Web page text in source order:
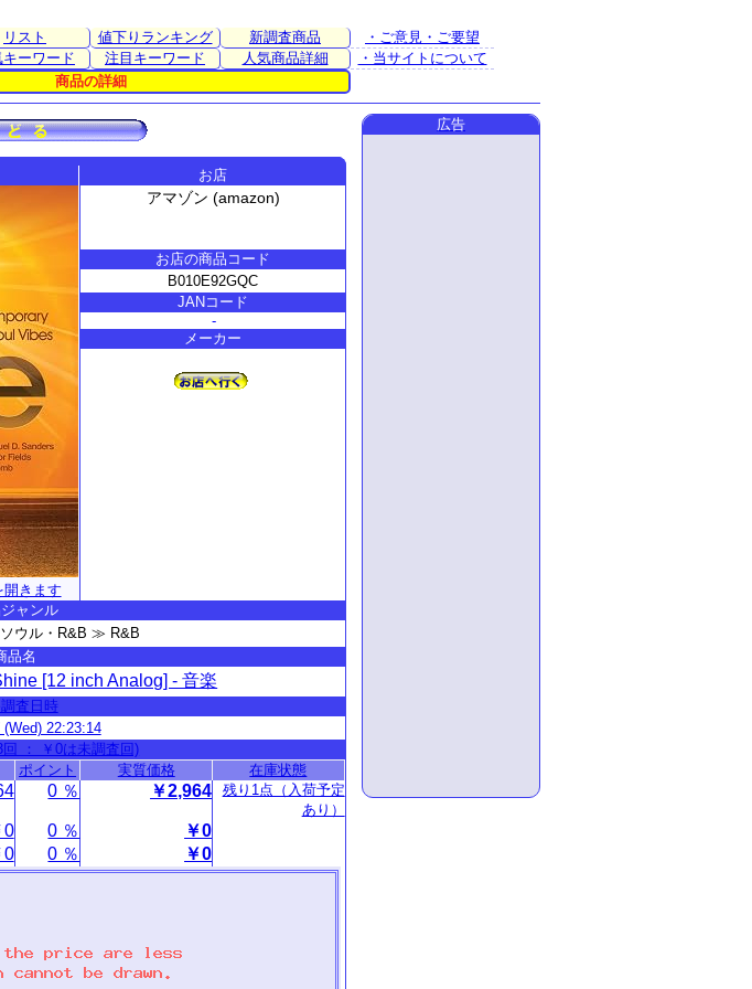
リスト 値下りランキング
新調査商品
キーワード 注目キーワード
人気商品詳細
商品の詳細
・ご意見・ご要望
・当サイトについて
きます
お店
アマゾン (amazon)
お店の商品コード
B010E92GQC
JANコード
-
メーカー
ャンル
ウル・R&B ≫ R&B
品名
[12 inch Analog] - 音楽
査日時
22:23:14
： ￥0は未調査回)
ポイント 実質価格
在庫状態
0 ％ ￥2,964
残り1点（入荷予定
あり）
0 0 ％ ￥0
0 0 ％ ￥0
広告